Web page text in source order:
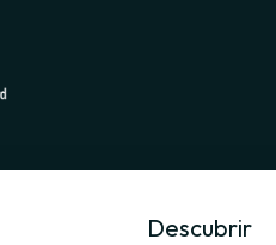
Descubrir